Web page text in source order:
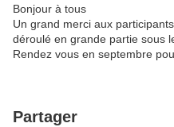
Bonjour à tous
Un grand merci aux
déroulé en grande partie sous
Rendez vous en septembre
Partager